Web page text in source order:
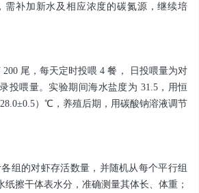
需补加新水及相应浓度的碳氮源，继续培
尾，每天定时投喂 4 餐， 日投喂量为对
投喂量。实验期间海水盐度为 31.5，用恒
）℃，养殖后期，用碳酸钠溶液调节
组的对虾存活数量，并随机从每个平行组
纸擦干体表水分，准确测量其体长、体重；